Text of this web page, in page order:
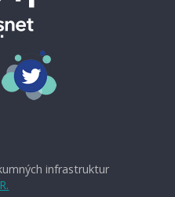
infrastruktur